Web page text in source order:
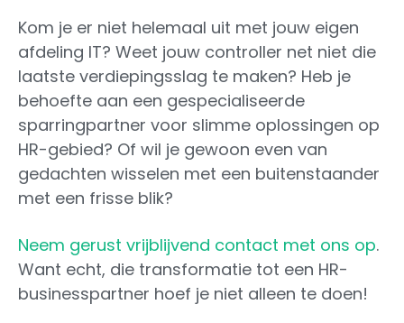
Kom je er niet helemaal uit met jouw eigen
afdeling IT? Weet jouw controller net niet die
laatste verdiepingsslag te maken? Heb je
behoefte aan een gespecialiseerde
sparringpartner voor slimme oplossingen op
HR-gebied? Of wil je gewoon even van
gedachten wisselen met een buitenstaander
met een frisse blik?
Neem gerust vrijblijvend contact met ons op.
Want echt, die transformatie tot een HR-
businesspartner hoef je niet alleen te doen!